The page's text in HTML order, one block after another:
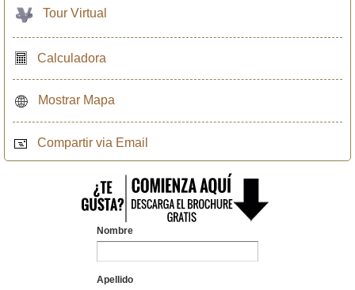
Tour Virtual
Calculadora
Mostrar Mapa
Compartir via Email
Nombre
Apellido